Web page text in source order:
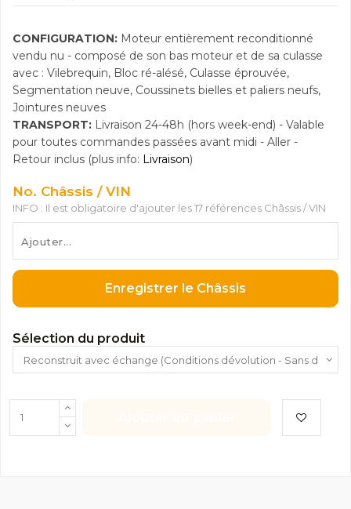
CONFIGURATION: Moteur entièrement reconditionné
vendu nu - composé de son bas moteur et de sa culasse
avec : Vilebrequin, Bloc ré-alésé, Culasse éprouvée,
Segmentation neuve, Coussinets bielles et paliers neufs,
Jointures neuves
TRANSPORT: Livraison 24-48h (hors week-end) - Valable
pour toutes commandes passées avant midi - Aller -
Retour inclus (plus info: Livraison)
No. Châssis / VIN
INFO : Il est obligatoire d'ajouter les 17 références Châssis / VIN
Enregistrer le Châssis
Sélection du produit